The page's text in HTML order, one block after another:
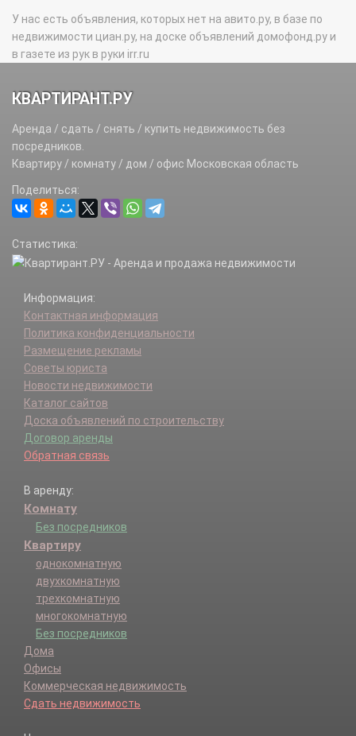
У нас есть объявления, которых нет на авито.ру, в базе по
недвижимости циан.ру, на доске объявлений домофонд.ру и
в газете из рук в руки irr.ru
КВАРТИРАНТ.РУ
Аренда / сдать / снять / купить недвижимость без
посредников.
Квартиру / комнату / дом / офис Московская область
Поделиться:
Статистика:
Информация:
Контактная информация
Политика конфиденциальности
Размещение рекламы
Советы юриста
Новости недвижимости
Каталог сайтов
Доска объявлений по строительству
Договор аренды
Обратная связь
В аренду:
Комнату
Без посредников
Квартиру
однокомнатную
двухкомнатную
трехкомнатную
многокомнатную
Без посредников
Дома
Офисы
Коммерческая недвижимость
Сдать недвижимость